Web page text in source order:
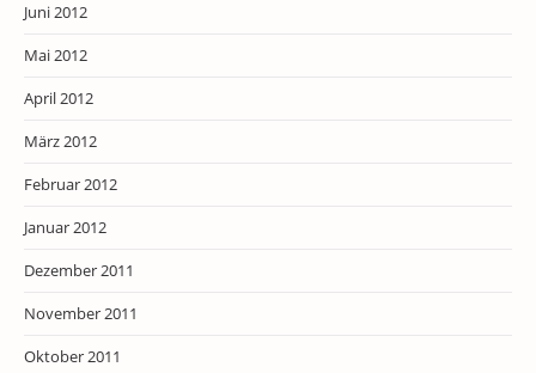
Juni 2012
Mai 2012
April 2012
März 2012
Februar 2012
Januar 2012
Dezember 2011
November 2011
Oktober 2011